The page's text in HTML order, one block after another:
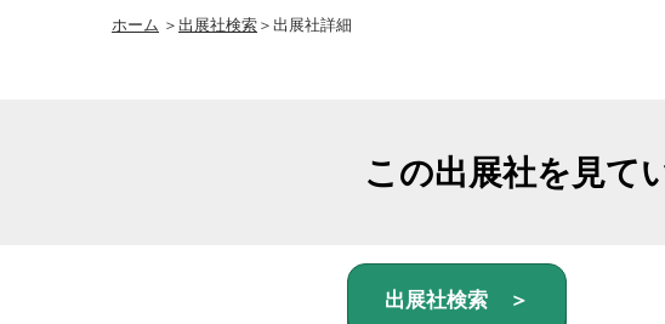
国
ッ
ホーム ＞出展社検索＞出展社詳細
この出展社を見て
出展社検索 ＞